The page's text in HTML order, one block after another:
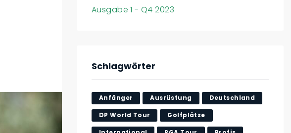
Ausgabe 1 - Q4 2023
Schlagwörter
Anfänger Ausrüstung Deutschland
DP World Tour Golfplätze